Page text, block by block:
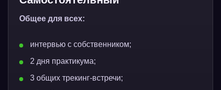
Общее для всех:
интервью с собственником;
2 дня практикума;
3 общих трекинг-встречи;